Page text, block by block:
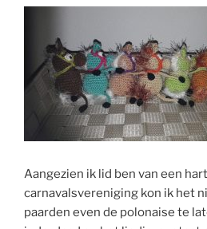
Aangezien ik lid ben van een
carnavalsvereniging kon ik het
paarden even de polonaise te